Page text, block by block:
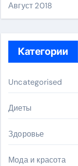
Август 2018
Категории
Uncategorised
Диеты
Здоровье
Мода и красота